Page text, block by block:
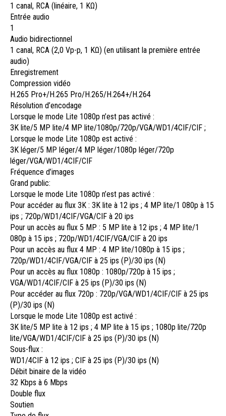
1 canal, RCA (linéaire, 1 KΩ)
Entrée audio
1
Audio bidirectionnel
1 canal, RCA (2,0 Vp-p, 1 KΩ) (en utilisant la première entrée
audio)
Enregistrement
Compression vidéo
H.265 Pro+/H.265 Pro/H.265/H.264+/H.264
Résolution d’encodage
Lorsque le mode Lite 1080p n’est pas activé :
3K lite/5 MP lite/4 MP lite/1080p/720p/VGA/WD1/4CIF/CIF ;
Lorsque le mode Lite 1080p est activé :
3K léger/5 MP léger/4 MP léger/1080p léger/720p
léger/VGA/WD1/4CIF/CIF
Fréquence d’images
Grand public:
Lorsque le mode Lite 1080p n’est pas activé :
Pour accéder au flux 3K : 3K lite à 12 ips ; 4 MP lite/1 080p à 15
ips ; 720p/WD1/4CIF/VGA/CIF à 20 ips
Pour un accès au flux 5 MP : 5 MP lite à 12 ips ; 4 MP lite/1
080p à 15 ips ; 720p/WD1/4CIF/VGA/CIF à 20 ips
Pour un accès au flux 4 MP : 4 MP lite/1080p à 15 ips ;
720p/WD1/4CIF/VGA/CIF à 25 ips (P)/30 ips (N)
Pour un accès au flux 1080p : 1080p/720p à 15 ips ;
VGA/WD1/4CIF/CIF à 25 ips (P)/30 ips (N)
Pour accéder au flux 720p : 720p/VGA/WD1/4CIF/CIF à 25 ips
(P)/30 ips (N)
Lorsque le mode Lite 1080p est activé :
3K lite/5 MP lite à 12 ips ; 4 MP lite à 15 ips ; 1080p lite/720p
lite/VGA/WD1/4CIF/CIF à 25 ips (P)/30 ips (N)
Sous-flux :
WD1/4CIF à 12 ips ; CIF à 25 ips (P)/30 ips (N)
Débit binaire de la vidéo
32 Kbps à 6 Mbps
Double flux
Soutien